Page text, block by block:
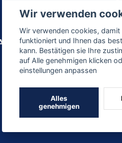
Wir verwenden
Wir verwenden cookies,
funktioniert und Ihnen das
kann. Bestätigen sie Ihre
auf Alle genehmigen klicken
einstellungen anpassen
Alles
genehmigen